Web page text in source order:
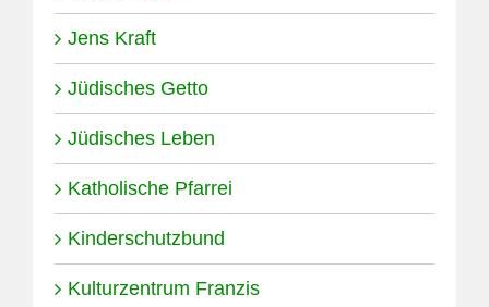
Jens Kraft
Jüdisches Getto
Jüdisches Leben
Katholische Pfarrei
Kinderschutzbund
Kulturzentrum Franzis